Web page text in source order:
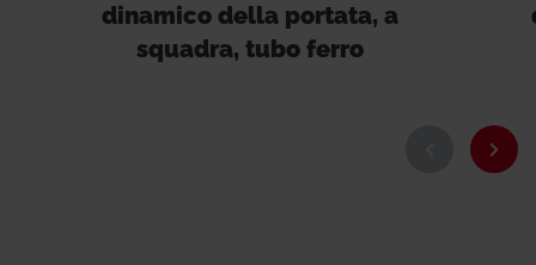
dinamico della portata, a
squadra, tubo ferro